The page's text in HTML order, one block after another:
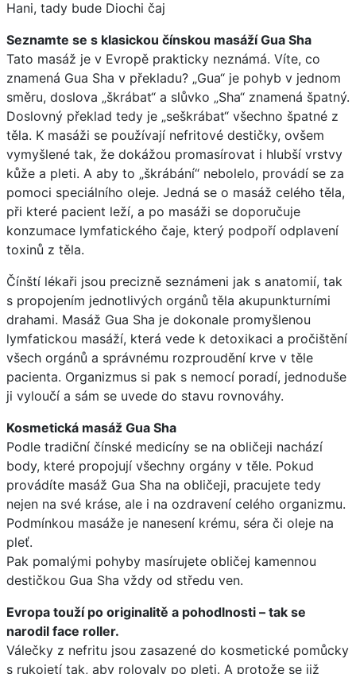
Hani, tady bude Diochi čaj
Seznamte se s klasickou čínskou masáží Gua Sha
Tato masáž je v Evropě prakticky neznámá. Víte, co
znamená Gua Sha v překladu? „Gua“ je pohyb v jednom
směru, doslova „škrábat“ a slůvko „Sha“ znamená špatný.
Doslovný překlad tedy je „seškrábat“ všechno špatné z
těla. K masáži se používají nefritové destičky, ovšem
vymyšlené tak, že dokážou promasírovat i hlubší vrstvy
kůže a pleti. A aby to „škrábání“ nebolelo, provádí se za
pomoci speciálního oleje. Jedná se o masáž celého těla,
při které pacient leží, a po masáži se doporučuje
konzumace lymfatického čaje, který podpoří odplavení
toxinů z těla.
Čínští lékaři jsou precizně seznámeni jak s anatomií, tak
s propojením jednotlivých orgánů těla akupunkturními
drahami. Masáž Gua Sha je dokonale promyšlenou
lymfatickou masáží, která vede k detoxikaci a pročištění
všech orgánů a správnému rozproudění krve v těle
pacienta. Organizmus si pak s nemocí poradí, jednoduše
ji vyloučí a sám se uvede do stavu rovnováhy.
Kosmetická masáž Gua Sha
Podle tradiční čínské medicíny se na obličeji nachází
body, které propojují všechny orgány v těle. Pokud
provádíte masáž Gua Sha na obličeji, pracujete tedy
nejen na své kráse, ale i na ozdravení celého organizmu.
Podmínkou masáže je nanesení krému, séra či oleje na
pleť.
Pak pomalými pohyby masírujete obličej kamennou
destičkou Gua Sha vždy od středu ven.
Evropa touží po originalitě a pohodlnosti – tak se
narodil face roller.
Válečky z nefritu jsou zasazené do kosmetické pomůcky
s rukojetí tak, aby rolovaly po pleti. A protože se již